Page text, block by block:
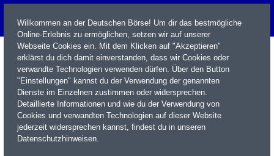
Name / WKN / ISIN / Kürzel
Willkommen an der Deutschen Börse! Um dir das bestmögliche
Online-Erlebnis zu ermöglichen, setzen wir auf unserer
Webseite Cookies ein. Mit dem Klicken auf "Akzeptieren"
erklärst du dich damit einverstanden, dass wir Cookies oder
verwandte Technologien verwenden dürfen. Über den Button
"Einstellungen" kannst du der Verwendung der genannten
Dienste im Einzelnen zustimmen oder widersprechen.
Detaillierte Informationen und wie du der Verwendung von
Cookies und verwandten Technologien auf dieser Website
jederzeit widersprechen kannst, findest du in unseren
Datenschutzhinweisen.